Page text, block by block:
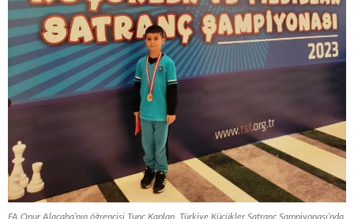
FA Onur Alacaba’nın öğrencisi Tunç Kaplan, Türkiye Küçükler Satranç Şampiyonası’nda